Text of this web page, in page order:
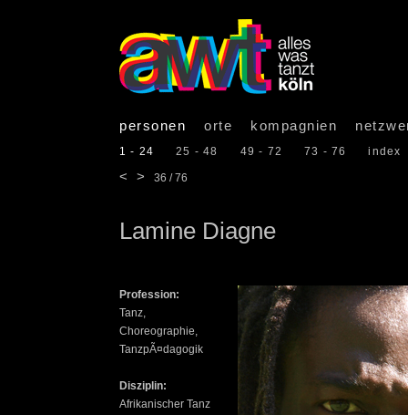
personen orte kompagnien
1 - 24 25 - 48 49 - 72 73 - 76 index
< > 36 / 76
Lamine Diagne
Profession:
Tanz,
Choreographie,
TanzpÃ¤dagogik
Disziplin:
Afrikanischer Tanz